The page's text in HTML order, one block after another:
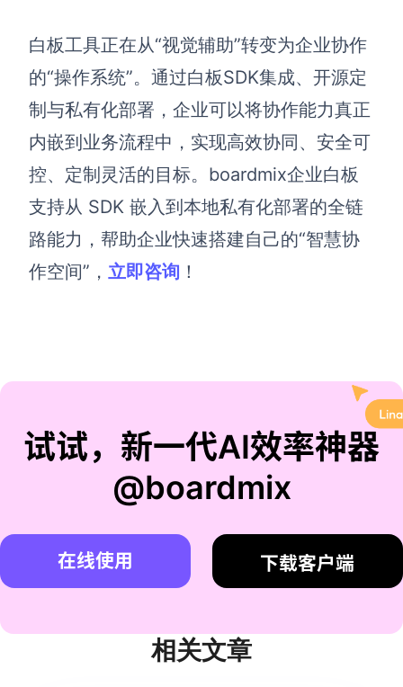
白板工具正在从“视觉辅助”转变为企业协作
的“操作系统”。通过白板SDK集成、开源定
制与私有化部署，企业可以将协作能力真正
内嵌到业务流程中，实现高效协同、安全可
控、定制灵活的目标。boardmix企业白板
支持从 SDK 嵌入到本地私有化部署的全链
路能力，帮助企业快速搭建自己的“智慧协
作空间”， 立即咨询 ！
试试，新一代AI效率神器
@boardmix
在线使用 下载客户端
相关文章